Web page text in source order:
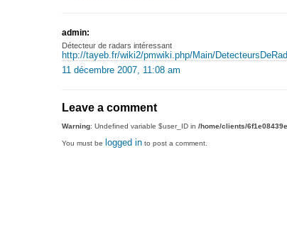
admin:
Détecteur de radars intéressant
http://tayeb.fr/wiki2/pmwiki.php/Main/
11 décembre 2007, 11:08 am
Leave a comment
Warning: Undefined variable $user_ID in/home/clients/
You must be logged in to post a comment.